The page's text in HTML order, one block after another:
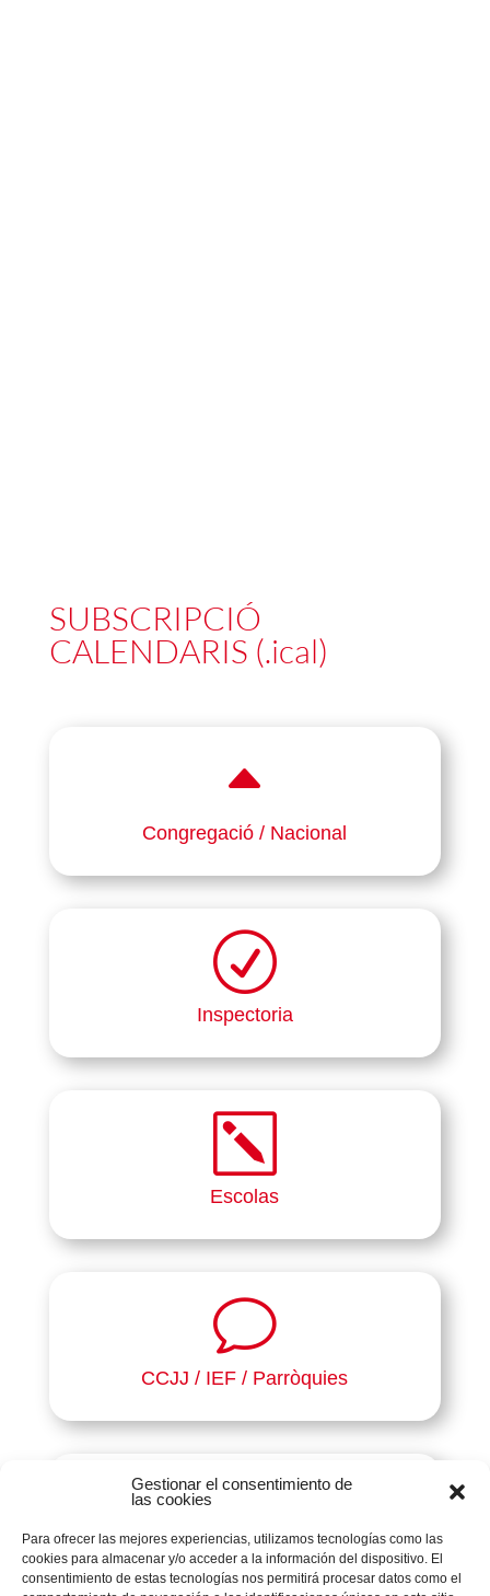
Gestionar el consentimiento de
las cookies
Para ofrecer las mejores experiencias, utilizamos tecnologías como las
cookies para almacenar y/o acceder a la información del dispositivo. El
consentimiento de estas tecnologías nos permitirá procesar datos como el
SUBSCRIPCIÓ
CALENDARIS (.ical)
B
Congregació / Nacional
R
Inspectoria
k
Escolas
v
CCJJ / IEF / Parròquies
|
Plataformes Socials